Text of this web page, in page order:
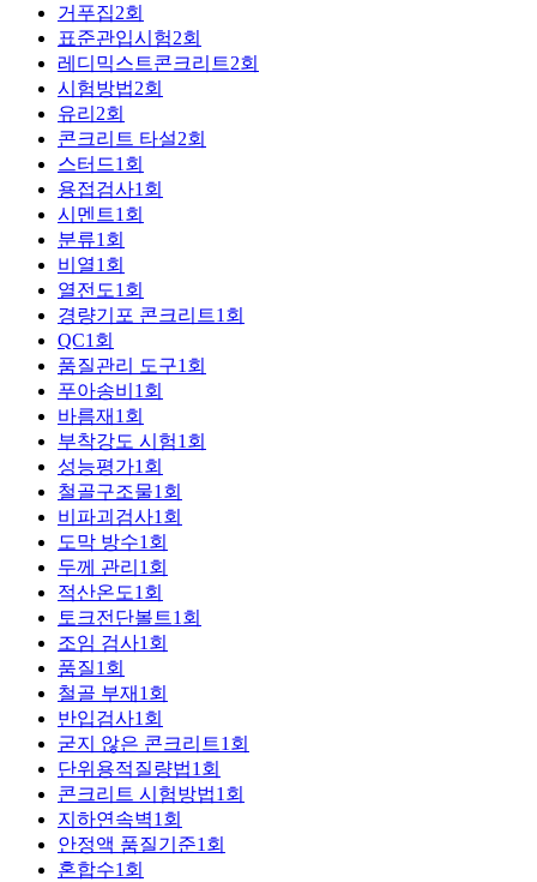
거푸집2회
표준관입시험2회
레디믹스트콘크리트2회
시험방법2회
유리 2회
콘크리트 타설2회
스터드1 회
용접검사1 회
시멘트1 회
분류1 회
비열1 회
열전도1 회
경량기포 콘크리트1 회
QC1 회
품질관리 도구1 회
푸아송비 1 회
바름재 1 회
부착강도 시험1 회
성능평가1 회
철골구조물1 회
비파괴검사1 회
도막 방수1 회
두께 관리 1 회
적산온도1 회
토크전단볼트1 회
조임 검사1 회
품질1 회
철골 부재 1 회
반입검사1 회
굳지 않은 콘크리트1 회
단위용적질량법1 회
콘크리트 시험방법1 회
지하연속벽1 회
안정액 품질기준1 회
혼합수1 회